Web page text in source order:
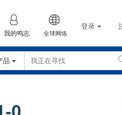
我的鸣志 全球网络
登录
品